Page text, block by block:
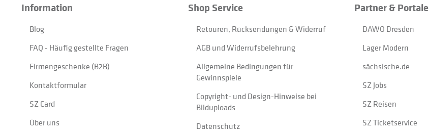
Information
Blog
FAQ - Häufig gestellte Fragen
Firmengeschenke (B2B)
Kontaktformular
SZ Card
Über uns
Shop Service
Retouren, Rücksendungen & Widerruf
AGB und Widerrufsbelehrung
Allgemeine Bedingungen für
Gewinnspiele
Copyright- und Design-Hinweise bei
Bilduploads
Datenschutz
Partner & Portale
DAWO Dresden
Lager Modern
sächsische.de
SZ Jobs
SZ Reisen
SZ Ticketservice